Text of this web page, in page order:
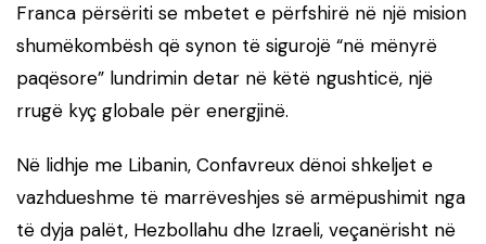
Franca përsëriti se mbetet e përfshirë në një mision
shumëkombësh që synon të sigurojë “në mënyrë
paqësore” lundrimin detar në këtë ngushticë, një
rrugë kyç globale për energjinë.
Në lidhje me Libanin, Confavreux dënoi shkeljet e
vazhdueshme të marrëveshjes së armëpushimit nga
të dyja palët, Hezbollahu dhe Izraeli, veçanërisht në